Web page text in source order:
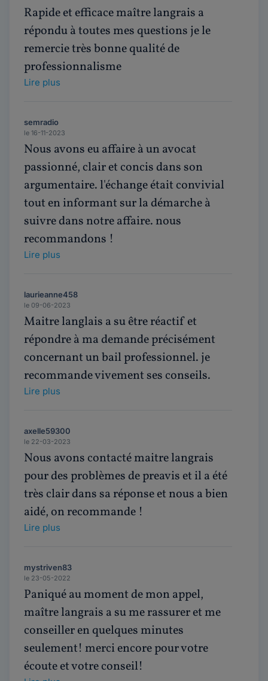
Rapide et efficace maître langrais a
répondu à toutes mes questions je le
remercie très bonne qualité de
professionnalisme
Lire plus
semradio
le 16-11-2023
Nous avons eu affaire à un avocat
passionné, clair et concis dans son
argumentaire. l'échange était convivial
tout en informant sur la démarche à
suivre dans notre affaire. nous
recommandons !
Lire plus
laurieanne458
le 09-06-2023
Maitre langlais a su être réactif et
répondre à ma demande précisément
concernant un bail professionnel. je
recommande vivement ses conseils.
Lire plus
axelle59300
le 22-03-2023
Nous avons contacté maitre langrais
pour des problèmes de preavis et il a été
très clair dans sa réponse et nous a bien
aidé, on recommande !
Lire plus
mystriven83
le 23-05-2022
Paniqué au moment de mon appel,
maître langrais a su me rassurer et me
conseiller en quelques minutes
seulement! merci encore pour votre
écoute et votre conseil!